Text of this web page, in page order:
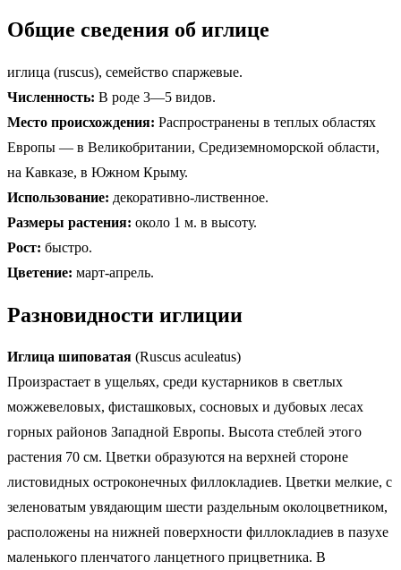
Общие сведения об иглице
иглица (ruscus), семейство спаржевые.
Численность: В роде 3—5 видов.
Место происхождения: Распространены в теплых областях
Европы — в Великобритании, Средиземноморской области,
на Кавказе, в Южном Крыму.
Использование: декоративно-лиственное.
Размеры растения: около 1 м. в высоту.
Рост: быстро.
Цветение: март-апрель.
Разновидности иглиции
Иглица шиповатая (Ruscus aculeatus)
Произрастает в ущельях, среди кустарников в светлых
можжевеловых, фисташковых, сосновых и дубовых лесах
горных районов Западной Европы. Высота стеблей этого
растения 70 см. Цветки образуются на верхней стороне
листовидных остроконечных филлокладиев. Цветки мелкие, с
зеленоватым увядающим шести раздельным околоцветником,
расположены на нижней поверхности филлокладиев в пазухе
маленького пленчатого ланцетного прицветника. В